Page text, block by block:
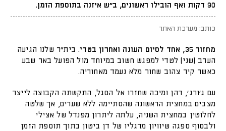
90 דקות ואף הובילו ראשונים, ב״ש איזנה בתוספת הזמן.
כותב: מערכת האתר
מחזור 35, אחד לסיום העונה ואחרון בטדי.
בית״ר שלנו הגיעה
הערב (שני) לטדי למפגש חשוב במיוחד מול הפועל באר שבע
כאשר קיר צהוב שחור מלא נעמד מאחוריה.
עם ג׳ורג׳, דהן ומיכה שחזרו אל הסגל, התקשתה הקבוצה לייצר
מצבים במחצית הראשונה שהסתיימה ללא שערים, אך שלטה
לחלוטין במחצית השניה, עלתה ליתרון מפנדל של אצילי
ולבסוף ספגה שיוויון מרגליו של דן ביטון בתוך תוספת הזמן